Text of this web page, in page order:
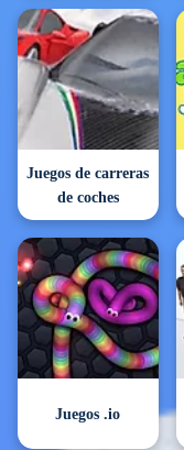
Juegos de carreras
de coches
Juegos .io